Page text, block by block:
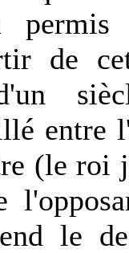
de
entre
(le roi
le